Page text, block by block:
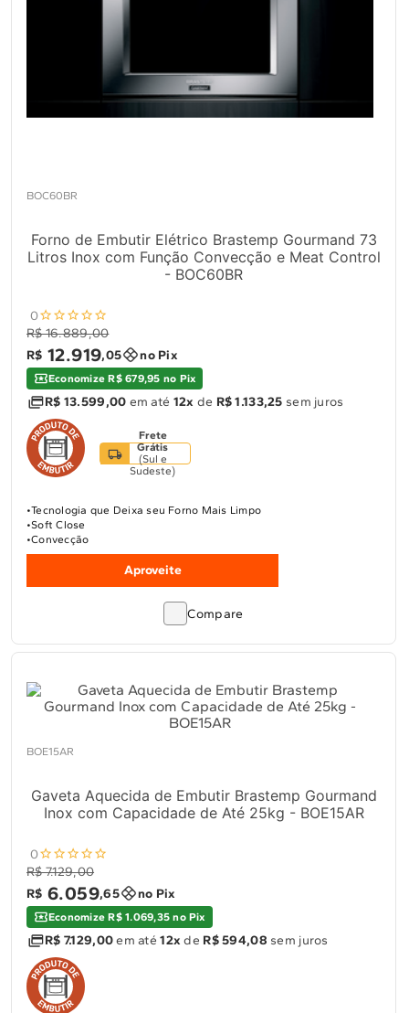
BOC60BR
Forno de Embutir Elétrico Brastemp Gourmand 73
Litros Inox com Função Convecção e Meat Control
- BOC60BR
0
R$ 16.889,00
R$ 12.919,05 no Pix
Economize R$ 679,95 no Pix
R$ 13.599,00 em até 12x de R$ 1.133,25 sem juros
Frete
Grátis
(Sul e
Sudeste)
Tecnologia que Deixa seu Forno Mais Limpo
Soft Close
Convecção
Aproveite
Compare
BOE15AR
Gaveta Aquecida de Embutir Brastemp Gourmand
Inox com Capacidade de Até 25kg - BOE15AR
0
R$ 7.129,00
R$ 6.059,65 no Pix
Economize R$ 1.069,35 no Pix
R$ 7.129,00em até12x de R$ 594,08 sem juros